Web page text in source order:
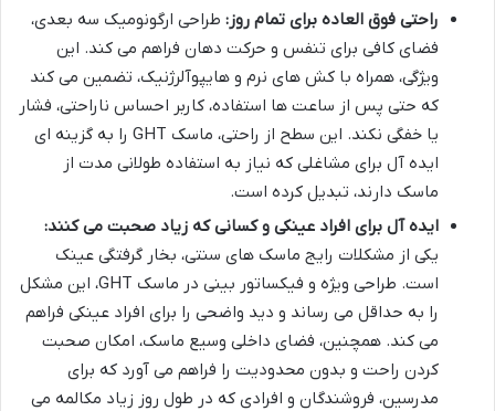
راحتی فوق العاده برای تمام روز: طراحی ارگونومیک سه بعدی،
فضای کافی برای تنفس و حرکت دهان فراهم می کند. این
ویژگی، همراه با کش های نرم و هایپوآلرژنیک، تضمین می کند
که حتی پس از ساعت ها استفاده، کاربر احساس ناراحتی، فشار
یا خفگی نکند. این سطح از راحتی، ماسک GHT را به گزینه ای
ایده آل برای مشاغلی که نیاز به استفاده طولانی مدت از
ماسک دارند، تبدیل کرده است.
ایده آل برای افراد عینکی و کسانی که زیاد صحبت می کنند:
یکی از مشکلات رایج ماسک های سنتی، بخار گرفتگی عینک
است. طراحی ویژه و فیکساتور بینی در ماسک GHT، این مشکل
را به حداقل می رساند و دید واضحی را برای افراد عینکی فراهم
می کند. همچنین، فضای داخلی وسیع ماسک، امکان صحبت
کردن راحت و بدون محدودیت را فراهم می آورد که برای
مدرسین، فروشندگان و افرادی که در طول روز زیاد مکالمه می